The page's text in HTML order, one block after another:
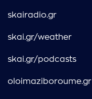
skairadio.gr
skai.gr/weather
skai.gr/podcasts
oloimaziboroume.gr